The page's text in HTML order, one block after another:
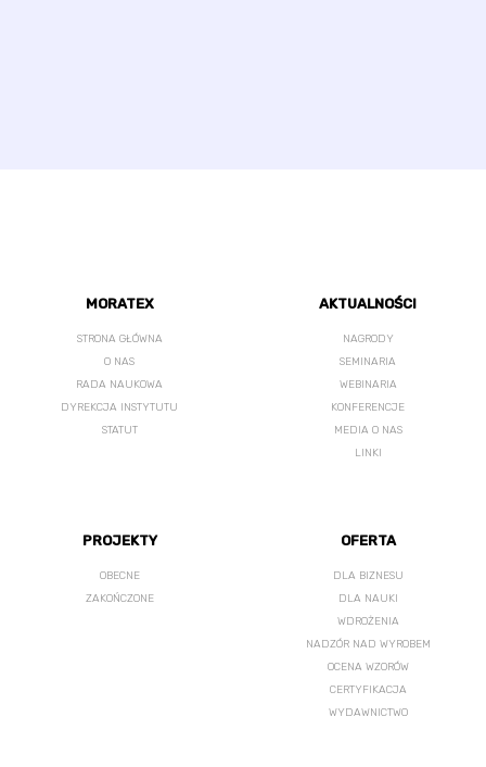
MORATEX
STRONA GŁÓWNA
O NAS
RADA NAUKOWA
DYREKCJA INSTYTUTU
STATUT
AKTUALNOŚCI
NAGRODY
SEMINARIA
WEBINARIA
KONFERENCJE
MEDIA O NAS
LINKI
PROJEKTY
OBECNE
ZAKOŃCZONE
OFERTA
DLA BIZNESU
DLA NAUKI
WDROŻENIA
NADZÓR NAD WYROBEM
OCENA WZORÓW
CERTYFIKACJA
WYDAWNICTWO